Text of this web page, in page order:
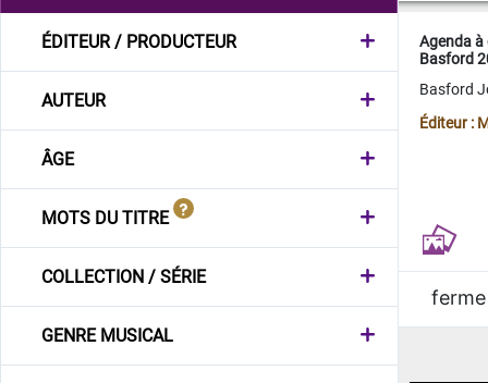
ÉDITEUR / PRODUCTEUR
AUTEUR
ÂGE
MOTS DU TITRE
COLLECTION / SÉRIE
GENRE MUSICAL
Agenda
Basford
Basford
Éditeur :
ferme